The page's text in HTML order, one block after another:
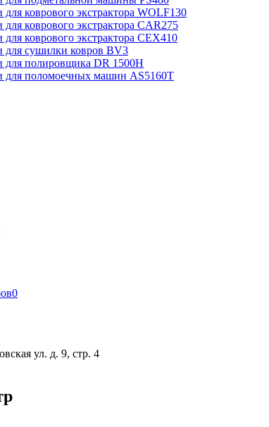
для коврового экстрактора WOLF130
для коврового экстрактора CAR275
для коврового экстрактора CEX410
для сушилки ковров BV3
для полировщика DR 1500H
для поломоечных машин AS5160T
0
ул. д. 9, стр. 4